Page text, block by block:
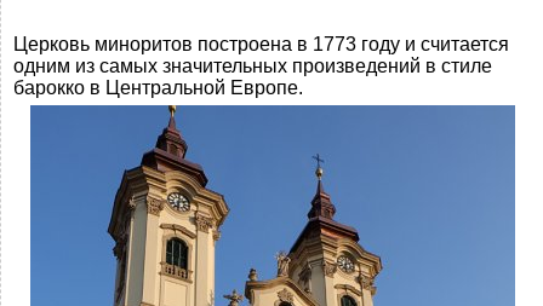
Церковь миноритов построена в 1773 году и считается
одним из самых значительных произведений в стиле
барокко в Центральной Европе.